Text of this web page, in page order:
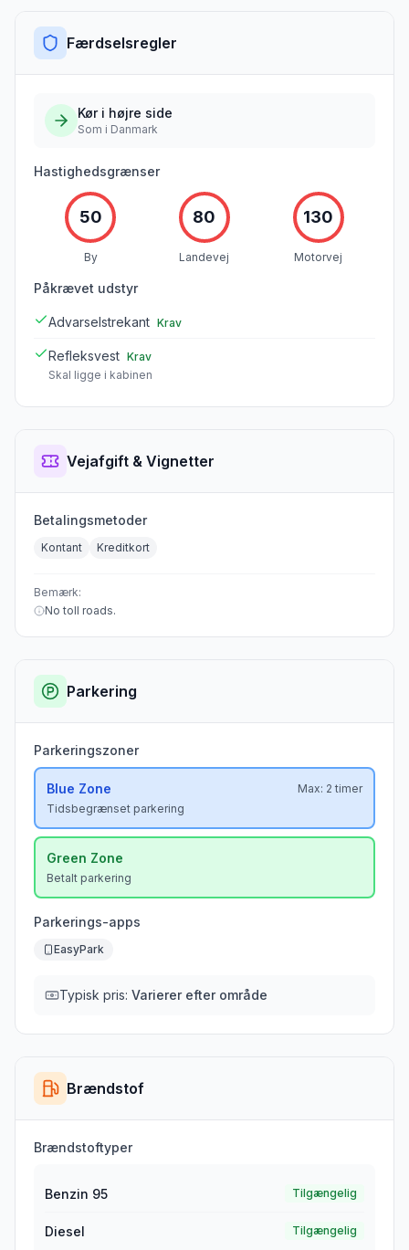
Færdselsregler
Kør i højre side
Som i Danmark
Hastighedsgrænser
50
By
80
Landevej
130
Motorvej
Påkrævet udstyr
Advarselstrekant Krav
Refleksvest Krav
Skal ligge i kabinen
Vejafgift & Vignetter
Betalingsmetoder
Kontant Kreditkort
Bemærk:
No toll roads.
Parkering
Parkeringszoner
Blue Zone Max: 2 timer
Tidsbegrænset parkering
Green Zone
Betalt parkering
Parkerings-apps
EasyPark
Typisk pris: Varierer efter område
Brændstof
Brændstoftyper
Benzin 95 Tilgængelig
Diesel Tilgængelig